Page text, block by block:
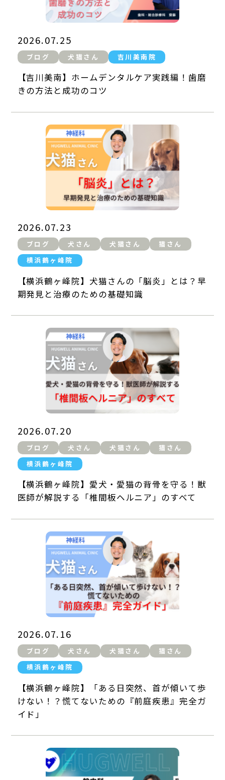
2026.07.25
ブログ 犬猫さん 吉川美南院
【吉川美南】ホームデンタルケア実践編！歯磨
きの方法と成功のコツ
2026.07.23
ブログ 犬さん 犬猫さん
猫さん
横浜鶴ヶ峰院
【横浜鶴ヶ峰院】犬猫さんの「脳炎」とは？早
期発見と治療のための基礎知識
2026.07.20
ブログ 犬さん 犬猫さん
猫さん
横浜鶴ヶ峰院
【横浜鶴ヶ峰院】愛犬・愛猫の背骨を守る！獣
医師が解説する「椎間板ヘルニア」のすべて
2026.07.16
ブログ 犬さん 犬猫さん
猫さん
横浜鶴ヶ峰院
【横浜鶴ヶ峰院】「ある日突然、首が傾いて歩
けない！？慌てないための『前庭疾患』完全ガ
イド」